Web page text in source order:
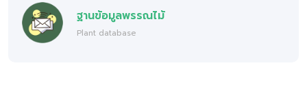
ฐานข้อมูลพรรณไม้
Plant database